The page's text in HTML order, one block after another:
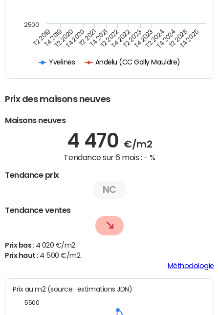
Yvelines Andelu (CC Gally Mauldre)
T2 2019T4 2019T2 2020T4 2020T2 2021T4 2021T2 2022T4 2022T2 2023T4 2023T2 2024T4 2024T2 2025T4 2025
2500
Prix des maisons neuves
Maisons neuves
4 470 €/m2
Tendance sur 6 mois : - %
Tendance prix
NC
Tendance ventes
Prix bas : 4 020 €/m2
Prix haut : 4 500 €/m2
Méthodologie
Prix au m2 (source : estimations JDN)
5500